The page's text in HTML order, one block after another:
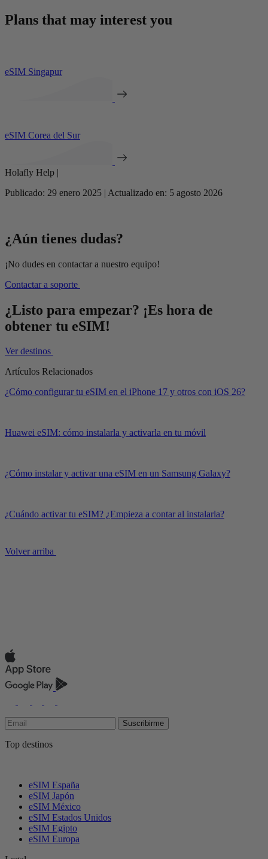
Plans that may interest you
eSIM Singapur
eSIM Corea del Sur
Holafly Help |
Publicado: 29 enero 2025 | Actualizado en: 5 agosto 2026
¿Aún tienes dudas?
¡No dudes en contactar a nuestro equipo!
Contactar a soporte
¿Listo para empezar? ¡Es hora de
obtener tu eSIM!
Ver destinos
Artículos Relacionados
¿Cómo configurar tu eSIM en el iPhone 17 y otros con iOS 26?
Huawei eSIM: cómo instalarla y activarla en tu móvil
¿Cómo instalar y activar una eSIM en un Samsung Galaxy?
¿Cuándo activar tu eSIM? ¿Empieza a contar al instalarla?
Volver arriba
Suscribirme
Top destinos
eSIM España
eSIM Japón
eSIM México
eSIM Estados Unidos
eSIM Egipto
eSIM Europa